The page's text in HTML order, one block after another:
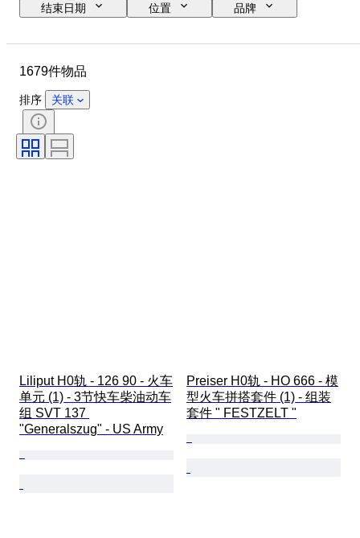
结束日期
位置
品牌
款式
监控
时代
1679件物品
排序 关联
Liliput H0轨 - 126 90 - 火车
单元 (1) - 3节快车柴油动车
组 SVT 137
"Generalszug" - US Army
Preiser H0轨 - HO 666 - 模
型火车拼搭套件 (1) - 组装
套件 " FESTZELT "